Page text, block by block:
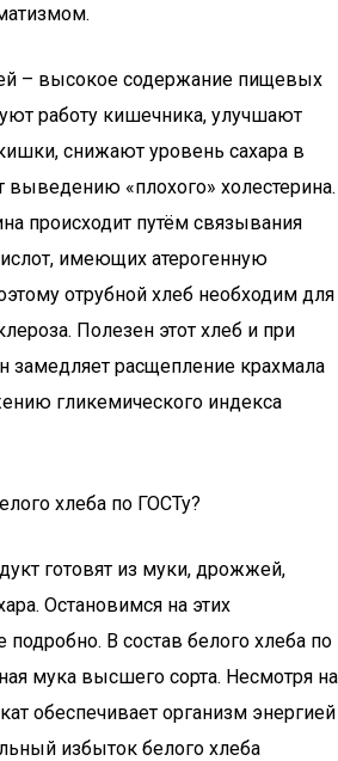
– высокое содержание пищевых
работу кишечника, улучшают
снижают уровень сахара в
выведению «плохого» холестерина.
происходит путём связывания
имеющих атерогенную
отрубной хлеб необходим для
Полезен этот хлеб и при
замедляет расщепление крахмала
гликемического индекса
хлеба по ГОСТу?
готовят из муки, дрожжей,
Остановимся на этих
подробно. В состав белого хлеба по
мука высшего сорта. Несмотря на
обеспечивает организм энергией
избыток белого хлеба